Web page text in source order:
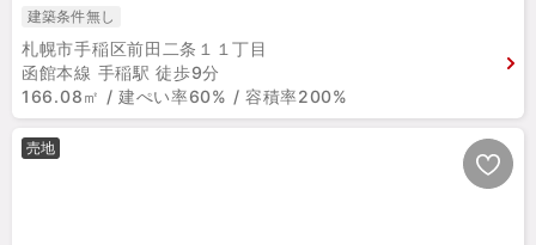
建築条件無し
札幌市手稲区前田二条１１丁目
函館本線 手稲駅 徒歩9分
166.08㎡ / 建ぺい率60% / 容積率200%
売地